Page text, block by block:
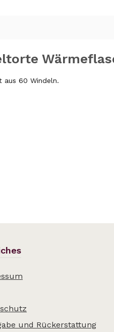
aus 60 Windeln.
und Rückerstattung